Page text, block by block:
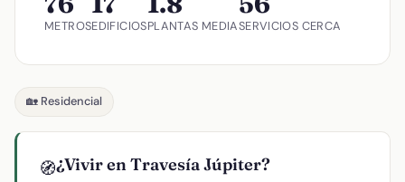
METROSEDIFICIOSPLANTAS MEDIASERVICIOS CERCA
🏡 Residencial
🧭¿Vivir en Travesía Júpiter?